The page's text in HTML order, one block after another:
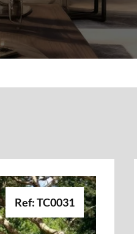
Ref: TC0031